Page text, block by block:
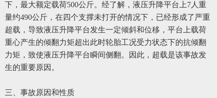
下，最大额定载荷500公斤。经了解，液压升降平台上7人重
量约490公斤，在四个支撑未打开的情况下，已经形成了严重
超载，导致液压升降平台发生一定倾斜和位移，平台上载荷
重心产生的倾翻力矩超出此时轮胎工况受力状态下的抗倾翻
力矩，致使液压升降平台瞬间侧翻。因此，超载是该事故发
生的重要原因。
三、事故原因和性质